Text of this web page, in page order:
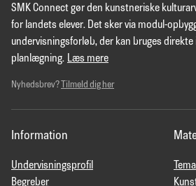
SMK Connect gør den kunstneriske
for landets elever. Det sker via modul-
undervisningsforløb, der kan bruges direkte
planlægning. Læs mere
Nyhedsbrev? Tilmeld dig her
Information
Undervisningsprofil
Begreber